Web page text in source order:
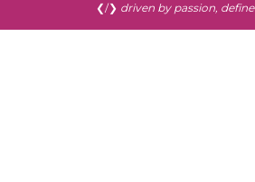
❮/❯ driven by passion,